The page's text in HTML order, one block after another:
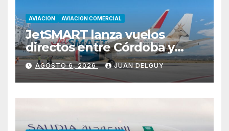
AVIACION AVIACION COMERCIAL
JetSMART lanza vuelos
directos entre Córdoba y
Florianópolis
AGOSTO 6, 2026 JUAN DELGUY